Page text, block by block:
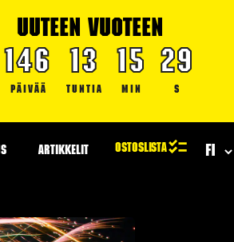
UUTEEN VUOTEEN
146
PÄIVÄÄ
13
TUNTIA
15
MIN
28
S
ARTIKKELIT